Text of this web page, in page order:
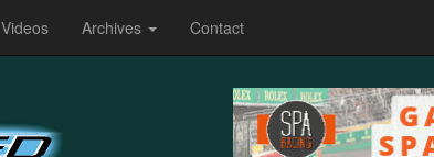
Videos Archives Contact